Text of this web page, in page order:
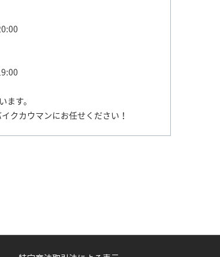
す。
クカウマンにお任せください！